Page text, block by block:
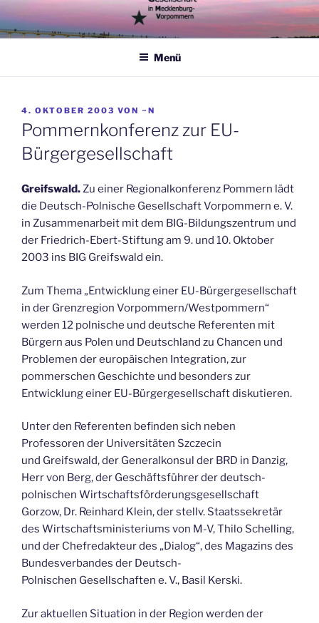
Zum
Inhalt
springen
Menü
VERÖFFENTLICHT
AM
4. OKTOBER 2003 VON ~N
Pommernkonferenz zur EU-
Bürgergesellschaft
Greifswald.Zu einer Regionalkonferenz Pommern lädt
die Deutsch-Polnische Gesellschaft Vorpommern e. V.
in Zusammenarbeit mit dem BIG-Bildungszentrum und
der Friedrich-Ebert-Stiftung am 9. und 10. Oktober
2003 ins BIG Greifswald ein.
Zum Thema „Entwicklung einer EU-Bürgergesellschaft
in der Grenzregion Vorpommern/Westpommern“
werden 12 polnische und deutsche Referenten mit
Bürgern aus Polen und Deutschland zu Chancen und
Problemen der europäischen Integration, zur
pommerschen Geschichte und besonders zur
Entwicklung einer EU-Bürgergesellschaft diskutieren.
Unter den Referenten befinden sich neben
Professoren der Universitäten Szczecin
und Greifswald, der Generalkonsul der BRD in Danzig,
Herr von Berg, der Geschäftsführer der deutsch-
polnischen Wirtschaftsförderungsgesellschaft
Gorzow, Dr. Reinhard Klein, der stellv. Staatssekretär
des Wirtschaftsministeriums von M-V, Thilo Schelling,
und der Chefredakteur des „Dialog“, des Magazins des
Bundesverbandes der Deutsch-
Polnischen Gesellschaften e. V., Basil Kerski.
Zur aktuellen Situation in der Region werden der